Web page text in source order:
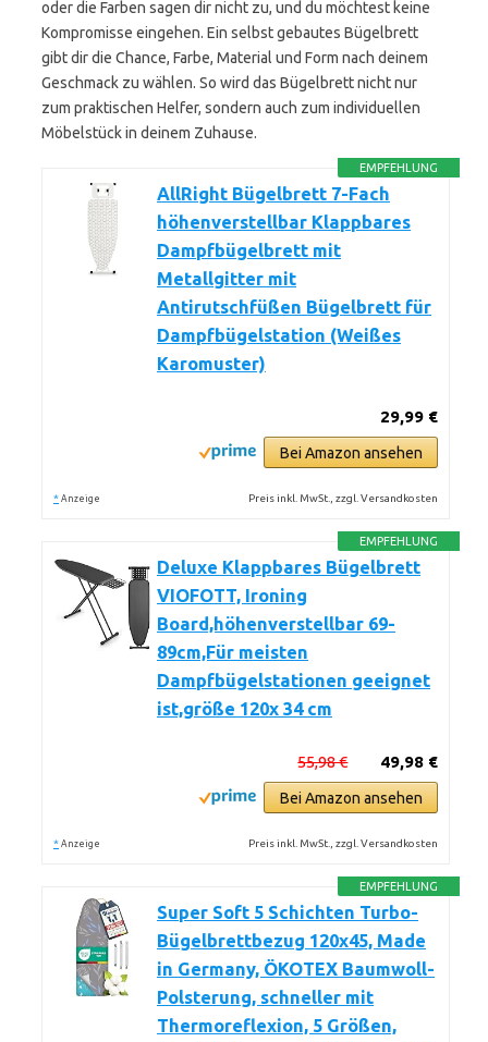
oder die Farben sagen dir nicht zu, und du möchtest keine
Kompromisse eingehen. Ein selbst gebautes Bügelbrett
gibt dir die Chance, Farbe, Material und Form nach deinem
Geschmack zu wählen. So wird das Bügelbrett nicht nur
zum praktischen Helfer, sondern auch zum individuellen
Möbelstück in deinem Zuhause.
EMPFEHLUNG
AllRight Bügelbrett 7-Fach
höhenverstellbar Klappbares
Dampfbügelbrett mit
Metallgitter mit
Antirutschfüßen Bügelbrett für
Dampfbügelstation (Weißes
Karomuster)
29,99 €
Bei Amazon ansehen
* Anzeige Preis inkl. MwSt., zzgl. Versandkosten
EMPFEHLUNG
Deluxe Klappbares Bügelbrett
VIOFOTT, Ironing
Board,höhenverstellbar 69-
89cm,Für meisten
Dampfbügelstationen geeignet
ist,größe 120x 34 cm
49,98 €
55,98 €
Bei Amazon ansehen
* Anzeige Preis inkl. MwSt., zzgl. Versandkosten
EMPFEHLUNG
Super Soft 5 Schichten Turbo-
Bügelbrettbezug 120x45, Made
in Germany, ÖKOTEX Baumwoll-
Polsterung, schneller mit
Thermoreflexion, 5 Größen,